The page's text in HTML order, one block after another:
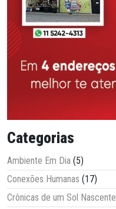
Categorias
Ambiente Em Dia (5)
Conexões Humanas (17)
Crônicas de um Sol Nascente